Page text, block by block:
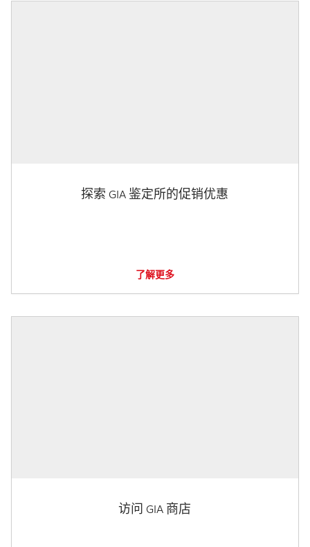
探索 GIA 鉴定所的促销优惠
了解更多
访问 GIA 商店